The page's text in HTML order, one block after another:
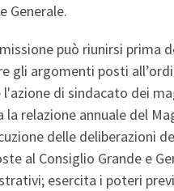
Generale.
può riunirsi prima
gli argomenti posti
di sindacato dei
la relazione annuale del
delle deliberazioni
al Consiglio Grande e
esercita i poteri